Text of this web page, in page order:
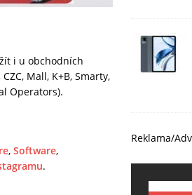
i u obchodních
Mall, K+B, Smarty,
Operators).
, Software,
.
Reklama/